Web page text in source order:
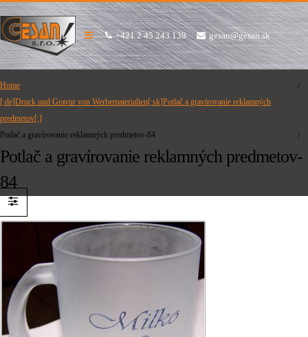
+421 2 45 243 139 gesan@gesan.sk
Home
[:de]Druck und Gravur von Werbematerialien[:sk]Potlač a gravírovanie reklamných
predmetov[:]
Potlač a gravírovanie reklamných predmetov-84
Potlač a gravírovanie reklamných predmetov-
84